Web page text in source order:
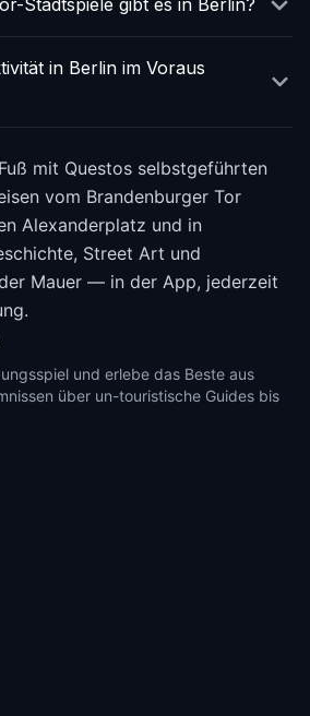
Stadtspiele gibt es in Berlin?
in Berlin im Voraus
mit Questos selbstgeführten
vom Brandenburger Tor
Alexanderplatz und in
Street Art und
Mauer — in der App, jederzeit
und erlebe das Beste aus
über un-touristische Guides bis